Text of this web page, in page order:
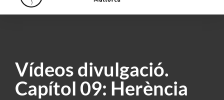
Vídeos divulgació.
Capítol 09: Herència